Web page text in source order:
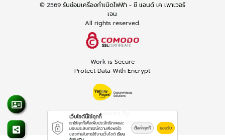
© 2569 รับซ่อมเครื่องกำเนิดไฟฟ้า - ซี แอนด์ เค เพาเวอร์
เจน
All rights reserved.
Work is Secure
Protect Data With Encrypt
Powered By
Thailand YellowPages
เว็บไซต์นี้ใช้คุกกี้
เราใช้คุกกี้เพื่อเพิ่มประสิทธิภาพและ
มอบประสบการณ์ความพึงพอใจ
ของท่านในการใช้งานเว็บไซต์ เรียน
ตั้งค่าคุกกี้ ยอมรับ